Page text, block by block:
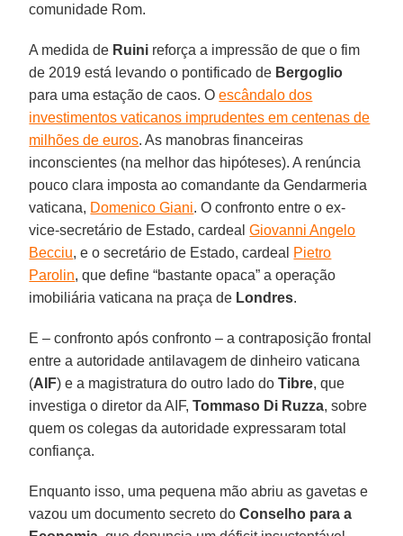
comunidade Rom.
A medida de Ruini reforça a impressão de que o fim
de 2019 está levando o pontificado de Bergoglio
para uma estação de caos. Oescândalo dos
investimentos vaticanos imprudentes em centenas de
milhões de euros. As manobras financeiras
inconscientes (na melhor das hipóteses). A renúncia
pouco clara imposta ao comandante da Gendarmeria
vaticana, Domenico Giani. O confronto entre o ex-
vice-secretário de Estado, cardealGiovanni Angelo
Becciu, e o secretário de Estado, cardeal Pietro
Parolin, que define “bastante opaca” a operação
imobiliária vaticana na praça de Londres.
E – confronto após confronto – a contraposição frontal
entre a autoridade antilavagem de dinheiro vaticana
(AIF) e a magistratura do outro lado doTibre, que
investiga o diretor da AIF,Tommaso Di Ruzza, sobre
quem os colegas da autoridade expressaram total
confiança.
Enquanto isso, uma pequena mão abriu as gavetas e
vazou um documento secreto doConselho para a